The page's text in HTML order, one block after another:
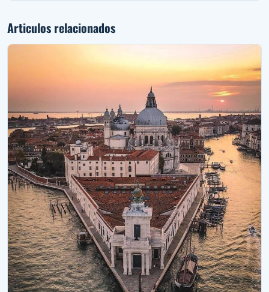
Articulos relacionados